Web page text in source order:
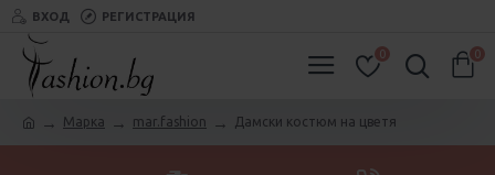
ВХОД РЕГИСТРАЦИЯ
0 0
Марка mar.fashion Дамски костюм на цветя